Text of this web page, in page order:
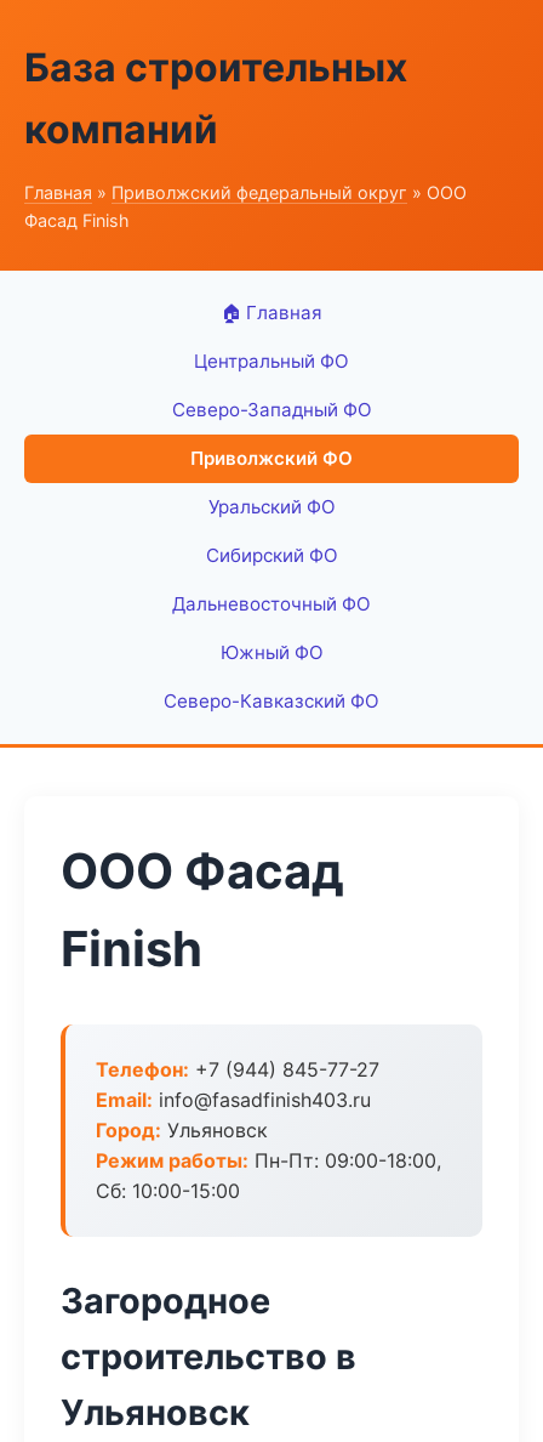
База строительных
компаний
Главная » Приволжский федеральный округ » ООО
Фасад Finish
🏠 Главная
Центральный ФО
Северо-Западный ФО
Приволжский ФО
Уральский ФО
Сибирский ФО
Дальневосточный ФО
Южный ФО
Северо-Кавказский ФО
ООО Фасад
Finish
Телефон: +7 (944) 845-77-27
Email: info@fasadfinish403.ru
Город: Ульяновск
Режим работы: Пн-Пт: 09:00-18:00,
Сб: 10:00-15:00
Загородное
строительство в
Ульяновск